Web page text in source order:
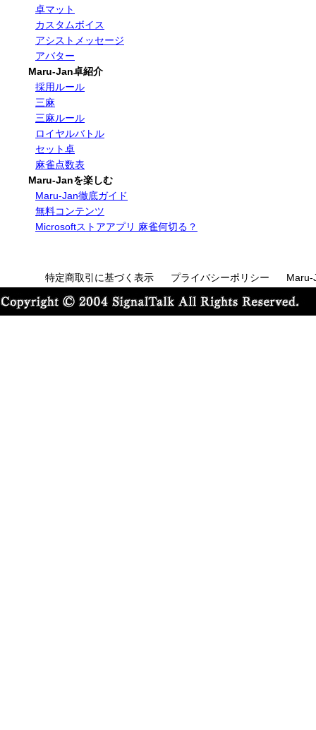
卓マット
カスタムボイス
アシストメッセージ
アバター
Maru-Jan卓紹介
採用ルール
三麻
三麻ルール
ロイヤルバトル
セット卓
麻雀点数表
Maru-Janを楽しむ
Maru-Jan徹底ガイド
無料コンテンツ
Microsoftストアアプリ 麻雀何切る？
特定商取引に基づく表示 プライバシーポリシー Maru-